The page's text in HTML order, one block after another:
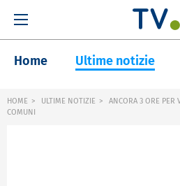
Home Ultime notizie
HOME ULTIME NOTIZIE
ANCORA 3 ORE PER
COMUNI